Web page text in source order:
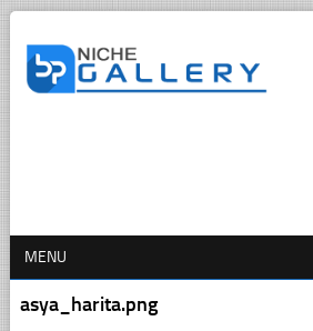
MENU
asya_harita.png